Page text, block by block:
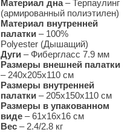
Материал дна–Терпаулинг
(армированный полиэтилен)
Материал внутренней
палатки – 100%
Polyester (Дышащий)
Дуги –Фибергласс 7.9 мм
Размеры внешней палатки
–240х205х110 см
Размеры внутренней
палатки – 205х150х110 см
Размеры в упакованном
виде – 61х16х16 см
Вес –2.4/2.8 кг